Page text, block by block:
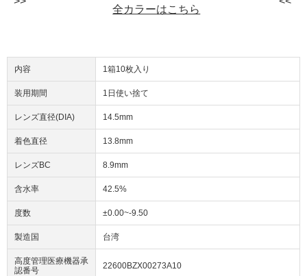
全カラーはこちら
内容 1箱10枚入り
装用期間 1日使い捨て
レンズ直径(DIA) 14.5mm
着色直径 13.8mm
レンズBC 8.9mm
含水率 42.5%
度数 ±0.00~-9.50
製造国 台湾
高度管理医療機器承
認番号
22600BZX00273A10